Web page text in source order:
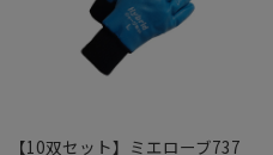
【10双セット】ミエローブ737